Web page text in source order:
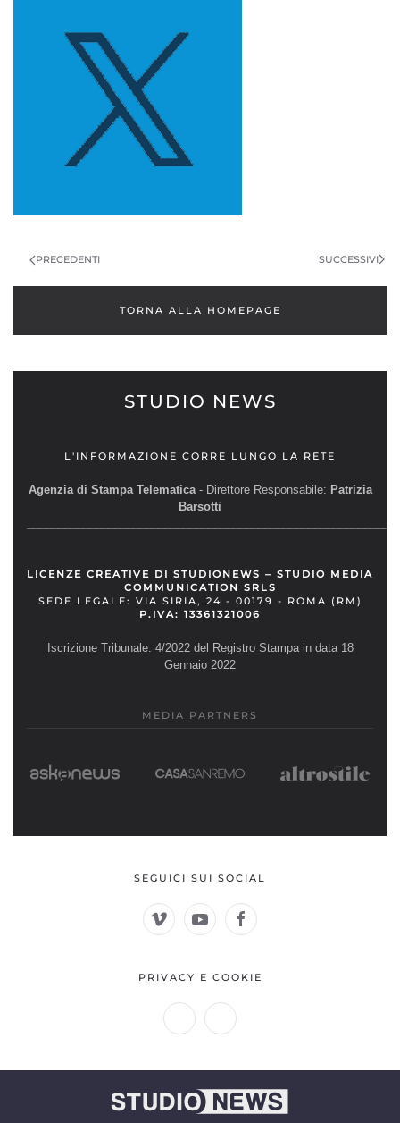
ARTICOLI
PRECEDENTI SUCCESSIVI
TORNA ALLA HOMEPAGE
STUDIO NEWS
L'INFORMAZIONE CORRE LUNGO LA RETE
Agenzia di Stampa Telematica- Direttore Responsabile: Patrizia
Barsotti
LICENZE CREATIVE DI STUDIONEWS – STUDIO MEDIA
COMMUNICATION SRLS
SEDE LEGALE: VIA SIRIA, 24 - 00179 - ROMA (RM)
P.IVA: 13361321006
Iscrizione Tribunale: 4/2022 del Registro Stampa in data 18
Gennaio 2022
MEDIA PARTNERS
SEGUICI SUI SOCIAL
PRIVACY E COOKIE